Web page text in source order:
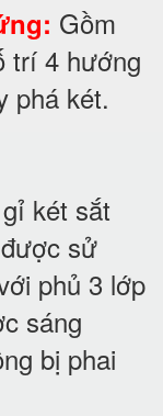
Gồm
trí 4 hướng
phá két.
két sắt
sử
phủ 3 lớp
sáng
bị phai